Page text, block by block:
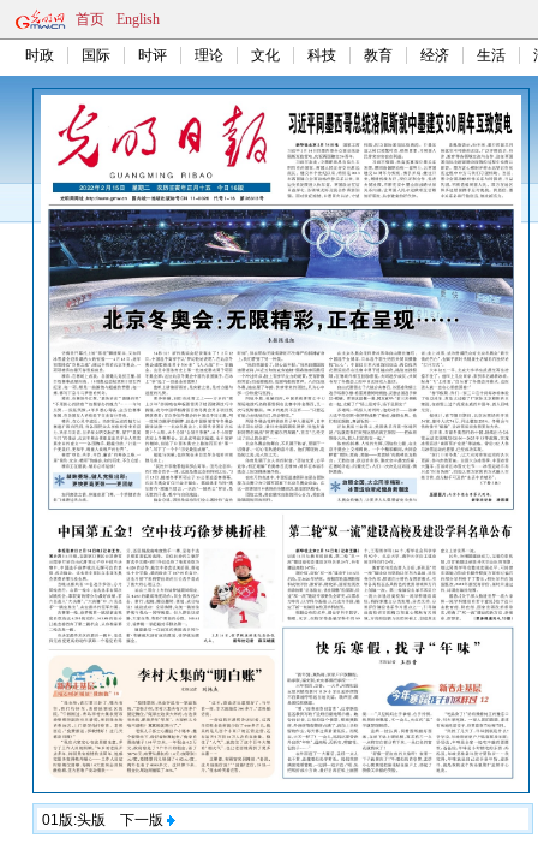
首页 English
时政 国际 时评 理论 文化 科技 教育 经济 生活
01版:头版 下一版